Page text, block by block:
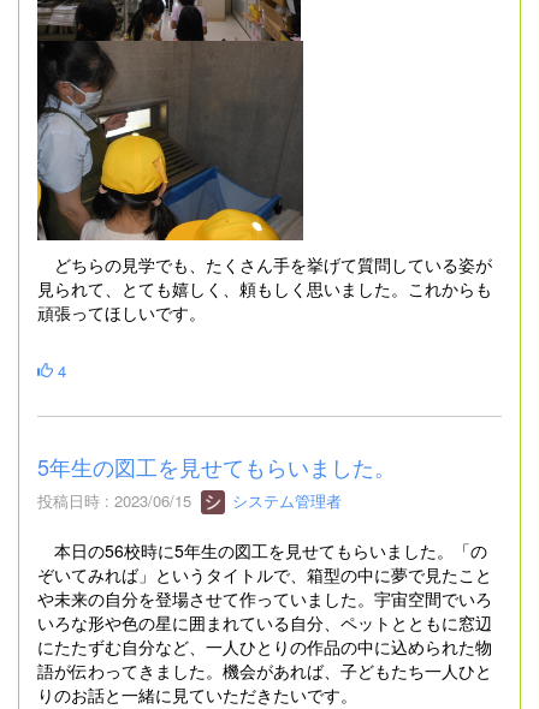
どちらの見学でも、たくさん手を挙げて質問している姿が
見られて、とても嬉しく、頼もしく思いました。これからも
頑張ってほしいです。
4
5年生の図工を見せてもらいました。
投稿日時 : 2023/06/15 システム管理者
本日の56校時に5年生の図工を見せてもらいました。「の
ぞいてみれば」というタイトルで、箱型の中に夢で見たこと
や未来の自分を登場させて作っていました。宇宙空間でいろ
いろな形や色の星に囲まれている自分、ペットとともに窓辺
にたたずむ自分など、一人ひとりの作品の中に込められた物
語が伝わってきました。機会があれば、子どもたち一人ひと
りのお話と一緒に見ていただきたいです。